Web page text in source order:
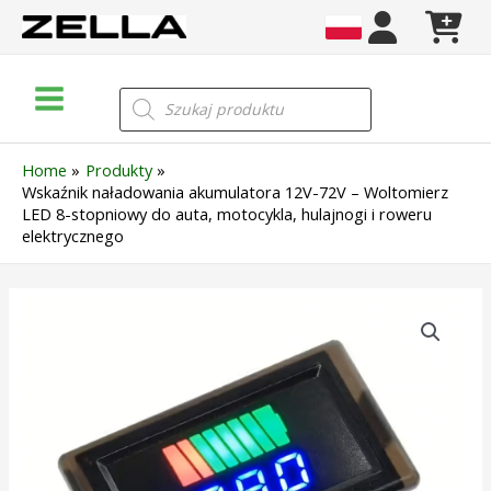
Skip
Menu
Wyszukiwarka
produktów
Home
Produkty
Wskaźnik naładowania akumulatora 12V-72V – Woltomierz
LED 8-stopniowy do auta, motocykla, hulajnogi i roweru
elektrycznego
Woltomierz